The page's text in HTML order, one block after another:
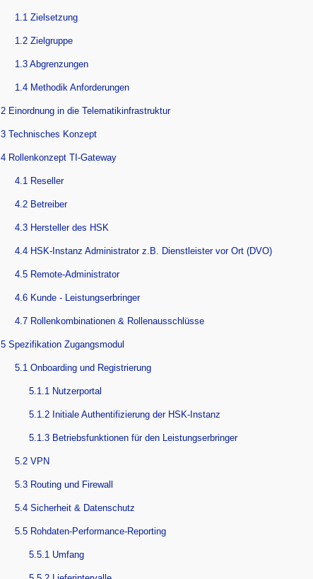
1.1 Zielsetzung
1.2 Zielgruppe
1.3 Abgrenzungen
1.4 Methodik Anforderungen
2 Einordnung in die Telematikinfrastruktur
3 Technisches Konzept
4 Rollenkonzept TI-Gateway
4.1 Reseller
4.2 Betreiber
4.3 Hersteller des HSK
4.4 HSK-Instanz Administrator z.B. Dienstleister vor Ort (DVO)
4.5 Remote-Administrator
4.6 Kunde - Leistungserbringer
4.7 Rollenkombinationen & Rollenausschlüsse
5 Spezifikation Zugangsmodul
5.1 Onboarding und Registrierung
5.1.1 Nutzerportal
5.1.2 Initiale Authentifizierung der HSK-Instanz
5.1.3 Betriebsfunktionen für den Leistungserbringer
5.2 VPN
5.3 Routing und Firewall
5.4 Sicherheit & Datenschutz
5.5 Rohdaten-Performance-Reporting
5.5.1 Umfang